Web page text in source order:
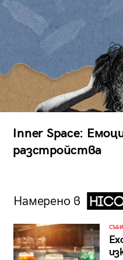
Inner Space:
разстройства
Намерено в